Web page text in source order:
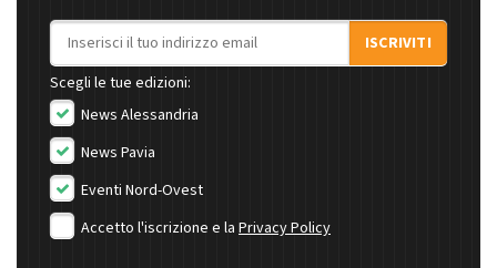
Indirizzo email
ISCRIVITI
Scegli le tue edizioni:
News Alessandria
News Pavia
Eventi Nord-Ovest
Accetto l'iscrizione e la Privacy Policy